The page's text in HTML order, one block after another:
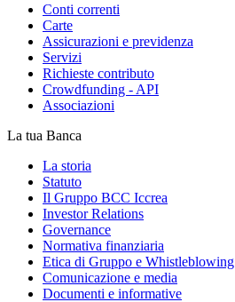
Conti correnti
Carte
Assicurazioni e previdenza
Servizi
Richieste contributo
Crowdfunding - API
Associazioni
La tua Banca
La storia
Statuto
Il Gruppo BCC Iccrea
Investor Relations
Governance
Normativa finanziaria
Etica di Gruppo e Whistleblowing
Comunicazione e media
Documenti e informative